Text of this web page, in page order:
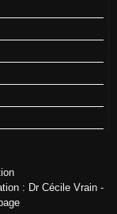
: Dr Cécile Vrain -